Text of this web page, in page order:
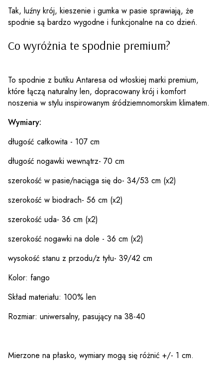
Tak, luźny krój, kieszenie i gumka w pasie sprawiają, że
spodnie są bardzo wygodne i funkcjonalne na co dzień.
Co wyróżnia te spodnie premium?
To spodnie z butiku Antaresa od włoskiej marki premium,
które łączą naturalny len, dopracowany krój i komfort
noszenia w stylu inspirowanym śródziemnomorskim klimatem.
Wymiary:
długość całkowita - 107 cm
długość nogawki wewnątrz- 70 cm
szerokość w pasie/naciąga się do- 34/53 cm (x2)
szerokość w biodrach- 56 cm (x2)
szerokość uda- 36 cm (x2)
szerokość nogawki na dole - 36 cm (x2)
wysokość stanu z przodu/z tyłu- 39/42 cm
Kolor: fango
Skład materiału: 100% len
Rozmiar: uniwersalny, pasujący na 38-40
Mierzone na płasko, wymiary mogą się różnić +/- 1 cm.